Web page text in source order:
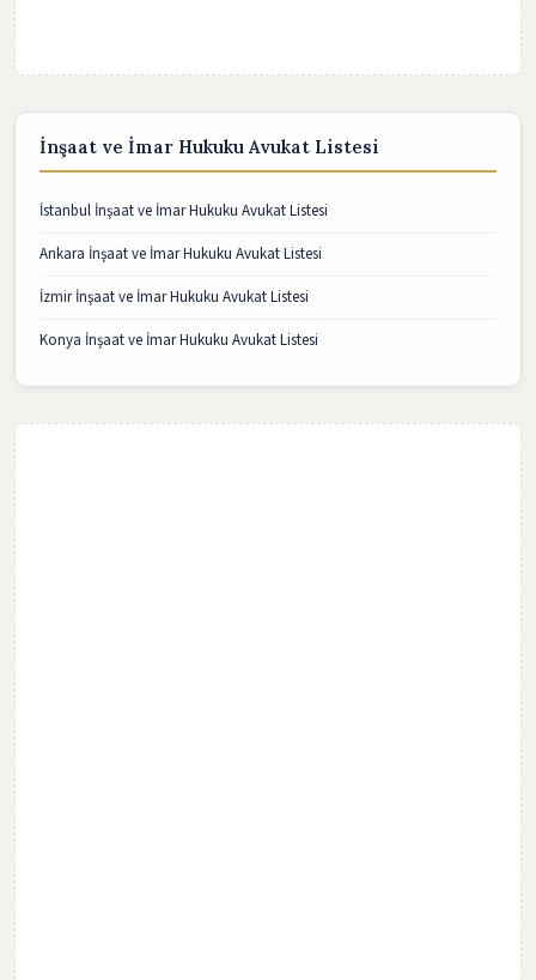
İnşaat ve İmar Hukuku Avukat Listesi
İstanbul İnşaat ve İmar Hukuku Avukat Listesi
Ankara İnşaat ve İmar Hukuku Avukat Listesi
İzmir İnşaat ve İmar Hukuku Avukat Listesi
Konya İnşaat ve İmar Hukuku Avukat Listesi